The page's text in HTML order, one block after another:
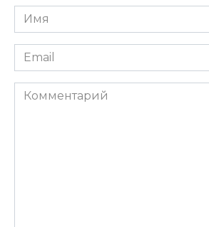
Имя
*
Email
*
Комментарий